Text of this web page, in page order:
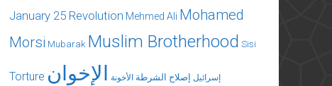
January 25 Revolution Mehmed Ali Mohamed
Morsi Mubarak Muslim Brotherhood Sisi
Torture إسرائيل إصلاح الشرطة الأخونة الإخوان